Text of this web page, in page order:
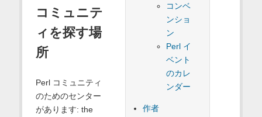
コンベ
ンショ
ン
Perl イ
ベント
のカレ
ンダー
作者
コミュニテ
ィを探す場
所
Perl コミュニティ
のためのセンター
があります: the